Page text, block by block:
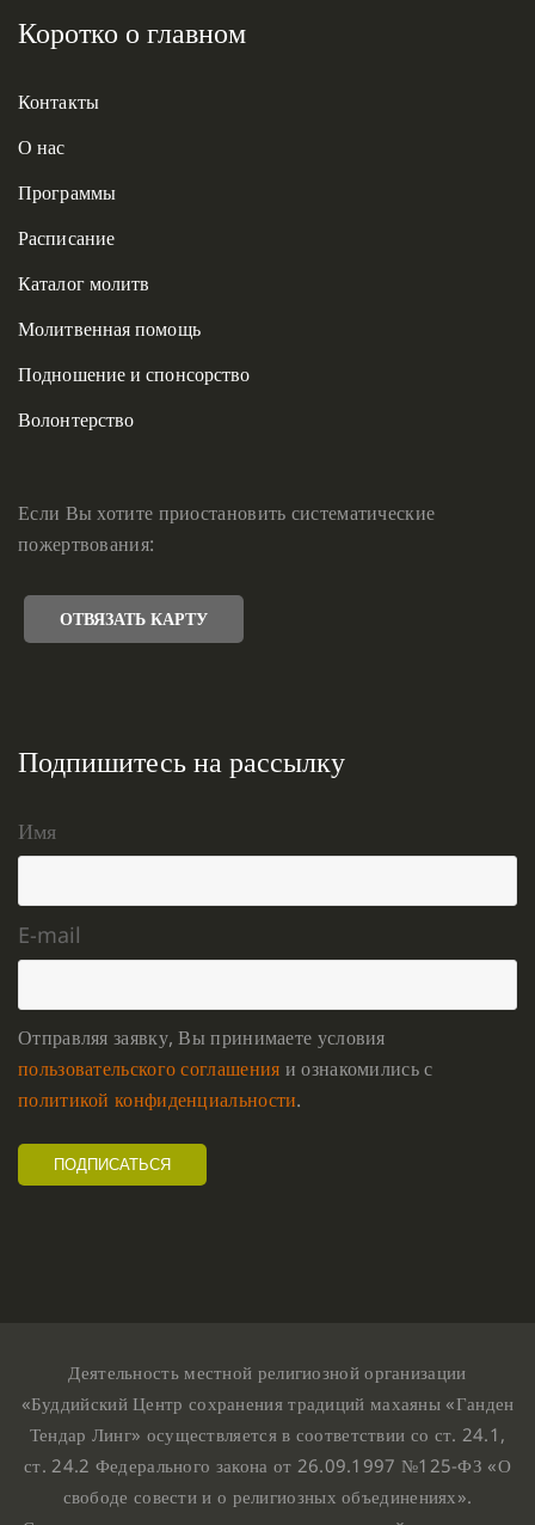
Коротко о главном
Контакты
О нас
Программы
Расписание
Каталог молитв
Молитвенная помощь
Подношение и спонсорство
Волонтерство
Если Вы хотите приостановить систематические
пожертвования:
ОТВЯЗАТЬ КАРТУ
Подпишитесь на рассылку
Имя
E-mail
Отправляя заявку, Вы принимаете условия
пользовательского соглашения и ознакомились с
политикой конфиденциальности.
Деятельность местной религиозной организации
«Буддийский Центр сохранения традиций махаяны «Ганден
Тендар Линг» осуществляется в соответствии со ст. 24.1,
ст. 24.2 Федерального закона от 26.09.1997 №125-ФЗ «О
свободе совести и о религиозных объединениях».